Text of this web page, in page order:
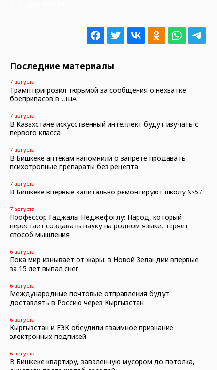
Последние материалы
7 августа
Трамп пригрозил тюрьмой за сообщения о нехватке
боеприпасов в США
7 августа
В Казахстане искусственный интеллект будут изучать с
первого класса
7 августа
В Бишкеке аптекам напомнили о запрете продавать
психотропные препараты без рецепта
7 августа
В Бишкеке впервые капитально ремонтируют школу №57
7 августа
Профессор Гаджалы Неджефоглу: Народ, который
перестает создавать науку на родном языке, теряет
способ мышления
6 августа
Пока мир изнывает от жары: в Новой Зеландии впервые
за 15 лет выпал снег
6 августа
Международные почтовые отправления будут
доставлять в Россию через Кыргызстан
6 августа
Кыргызстан и ЕЭК обсудили взаимное признание
электронных подписей
6 августа
В Бишкеке квартиру, заваленную мусором до потолка,